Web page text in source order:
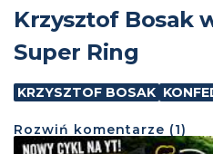
Krzysztof Bosak
Super Ring
KRZYSZTOF BOSAK
Rozwiń komentarze (1)